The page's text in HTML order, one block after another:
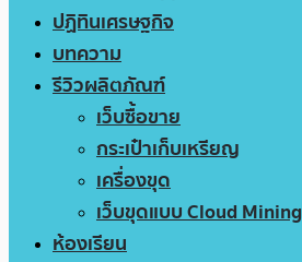
ปฏิทินเศรษฐกิจ
บทความ
รีวิวผลิตภัณฑ์
เว็บซื้อขาย
กระเป๋าเก็บเหรียญ
เครื่องขุด
เว็บขุดแบบ Cloud Mining
ห้องเรียน